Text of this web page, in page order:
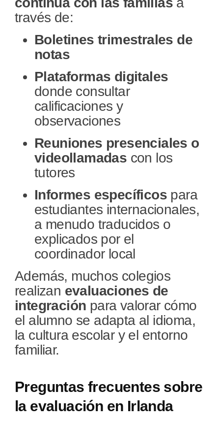
través de:
Boletines trimestrales de
notas
Plataformas digitales
donde consultar
calificaciones y
observaciones
Reuniones presenciales o
videollamadas con los
tutores
Informes específicos para
estudiantes internacionales,
a menudo traducidos o
explicados por el
coordinador local
Además, muchos colegios
realizan evaluaciones de
integración para valorar cómo
el alumno se adapta al idioma,
la cultura escolar y el entorno
familiar.
Preguntas frecuentes sobre
la evaluación en Irlanda